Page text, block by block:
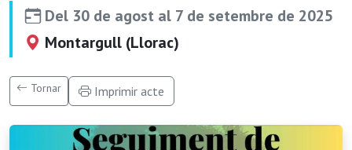
Del 30 de agost al 7 de setembre de 2025
Montargull (Llorac)
Tornar Imprimir acte